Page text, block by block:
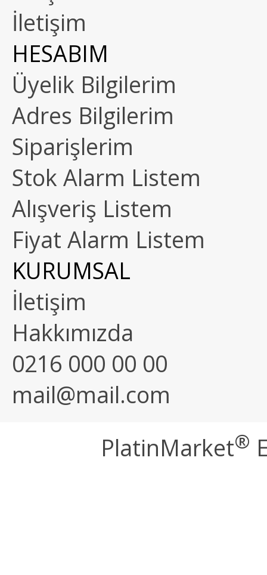
İletişim
HESABIM
Üyelik Bilgilerim
Adres Bilgilerim
Siparişlerim
Stok Alarm Listem
Alışveriş Listem
Fiyat Alarm Listem
KURUMSAL
İletişim
Hakkımızda
0216 000 00 00
mail@mail.com
PlatinMarket®